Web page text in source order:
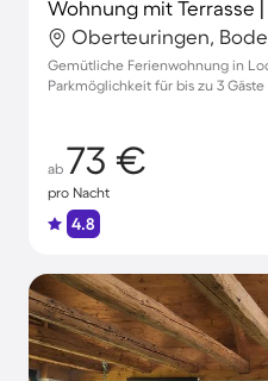
Wohnung mit Terrasse
Oberteuringen,
Gemütliche Ferienwohnung in
Parkmöglichkeit für bis zu 3
ab 73 €
pro Nacht
4.8